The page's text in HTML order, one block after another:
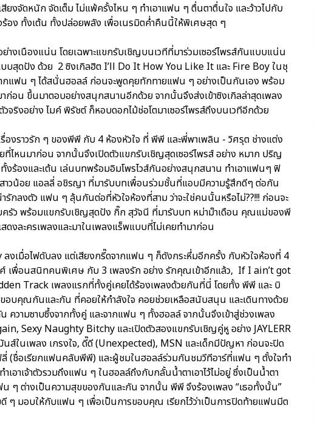
งจัดหนัก จัดเต็ม ไม่แพ้ครั้งไหน ๆ ทำเอาแฟน ๆ ตื่นตาตื่นใจ และว้าวไปกับ
อง ทั้งเต้น ทั้งปล่อยพลัง เพื่อเนรมิตค่ำคืนนี้ให้พิเศษสุด ๆ
างเนืองแน่น โดยเฉพาะแขกรับเชิญบนเวทีที่มาร่วมเซอร์ไพรส์กันแบบแน่น
บสุดปัง ด้วย 2 ซิงเกิลฮิต I’ll Do It How You Like It และ Fire Boy ในชุ
ากแฟน ๆ ได้สนั่นฮอลล์ ก่อนจะพูดคุยทักทายแฟน ๆ อย่างเป็นกันเอง พร้อม
ก่อน ขึ้นมาตอบอย่างสนุกสนานอีกด้วย จากนั้นจึงส่งเข้าซิงเกิลล่าสุดเพลง
จริงอย่าง ไมค์ พิรัชต์ ก็หอบดอกไม้ช่อโตมาเซอร์ไพรส์ถึงบนเวทีอีกด้วย
องราวรัก ๆ ของพีพี กับ 4 ห้องหัวใจ ที่ พีพี และพี่พาเพลิน - วิศรุต ช่างแต่ง
ยที่ไหนมาก่อน จากนั้นจึงเปิดตัวแขกรับเชิญสุดเซอร์ไพรส์ อย่าง หมาก ปริญ
ร้องและเต้น เล่นบทพร้อมอิมโพรไวส์กันอย่างสนุกสนาน ทำเอาแฟนๆ ฟิ
วน้อย แอลลี่ อชิรญา ที่มารับบทเพื่อนร่วมชั้นที่แอบมีความรู้สึกดีๆ ต่อกัน
กลงตัว แฟน ๆ ลุ้นกันต่อที่หัวใจห้องที่สาม ว่าจะใช่คนนั้นหรือไม่??!!! ก่อนจะ
ครัว พร้อมแขกรับเชิญสุดปัง กิ๊ก สุวัจนี ที่มารับบท หม่าม๊าเดือน คุณแม่ของพี
งละครเพลงและมาในเพลงแร็พแบบที่ไม่เคยทำมาก่อน
ลงเมื่อไฟดับลง แต่เสียงกรี๊ดจากแฟน ๆ ก็ดังกระหึ่มอีกครั้ง กับหัวใจห้องที่ 4
พื่อนสนิทคนพิเศษ กับ 3 เพลงรัก อย่าง รักคุณเข้าอีกแล้ว, If I ain’t got
Track เพลงแรกที่ทั้งคู่เคยได้ร้องเพลงด้วยกันที่นี่ โดยทั้ง พีพี และ บิ
บคุณกันและกัน ที่คอยให้กำลังใจ คอยช่วยเหลือสนับสนุน และเดินทางด้วย
ความซาบซึ้งจากทั้งคู่ และจากแฟน ๆ ทั้งฮอลล์ จากนั้นจึงเข้าสู่ช่วงเพลง
Sexy Naughty Bitchy และเปิดตัวสองแขกรับเชิญคู่หู อย่าง JAYLERR
ส์ในเพลง เกรงใจ, ดี๊ดี (Unexpected), MSN และเด็กมีปัญหา ก่อนจะปิด
ลี่ (ชื่อเรียกแฟนคลับพีพี) และผู้ชมในฮอลล์ร่วมกันชมวีทีอาร์ที่แฟน ๆ ตั้งใจทำ
าเจ้าตัวรวมถึงแฟน ๆ ในฮอลล์ถึงกับกลั้นน้ำตาเอาไว้ไม่อยู่ ซึ่งเป็นน้ำตา
น ๆ ต่างเป็นความสุขของกันและกัน จากนั้น พีพี จึงร้องเพลง “เธอทั้งนั้น”
ๆ มอบให้กับแฟน ๆ เพื่อเป็นการขอบคุณ เรียกไว้ว่าเป็นการปิดท้ายแฟนมีต